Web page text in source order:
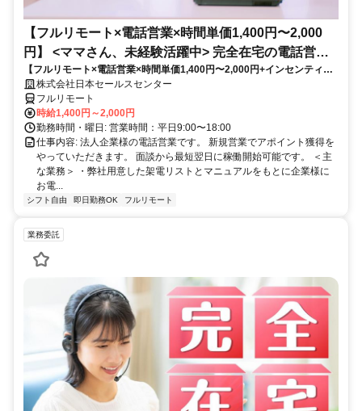
【フルリモート×電話営業×時間単価1,400円〜2,000
円】 <ママさん、未経験活躍中> 完全在宅の電話営業
で家庭と仕事の両立を実現
【フルリモート×電話営業×時間単価1,400円〜2,000円+インセンティブ
あり】 ＜ママさん、未経験活躍中＞ 完全在宅の電話営業で家庭と仕事の
両立を実現
株式会社日本セールスセンター
フルリモート
時給1,400円～2,000円
勤務時間・曜日: 営業時間：平日9:00〜18:00
仕事内容: 法人企業様の電話営業です。 新規営業でアポイント獲得を
やっていただきます。 面談から最短翌日に稼働開始可能です。 ＜主
な業務＞ ・弊社用意した架電リストとマニュアルをもとに企業様に
お電...
シフト自由 即日勤務OK フルリモート
業務委託